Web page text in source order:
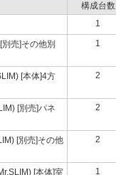
構成台数
1
売]その他別
1
[本体]4方
2
[別売]パネ
2
[別売]その他
2
[本体]室 1